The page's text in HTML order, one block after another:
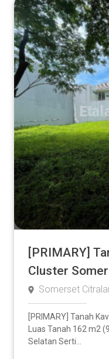
[PRIMARY]
Cluster
Somerset
[PRIMARY] Tanah
Luas Tanah 162 m2
Selatan Serti...